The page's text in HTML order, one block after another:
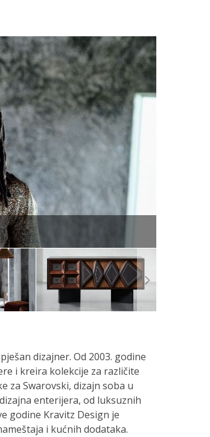
dizajner. Od 2003. godine
i kreira kolekcije za različite
za Swarovski, dizajn soba u
enterijera, od luksuznih
godine Kravitz Design je
i kućnih dodataka.